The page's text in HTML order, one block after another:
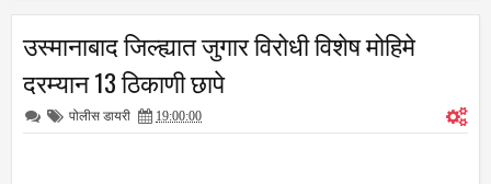
शेळ्यांवर तुटून पडला; सहा शेळ्या ठार, दोन गंभीर जखमीशहापूर
वंशजांचे सपरिवार तुळजाभवानी दर्शन; मंदिरात सन्मान
उस्मानाबाद जिल्ह्यात जुगार विरोधी विशेष मोहिमे
दरम्यान 13 ठिकाणी छापे
पोलीस डायरी 19:00:00